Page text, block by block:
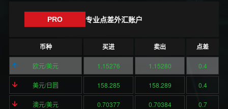
PRO 专业点差外汇账户
币种 买进 卖出 点差
欧元/美元 1.15276 1.15280 0.4
美元/日圆 158.285 158.289 0.4
澳元/美元 0.70377 0.70384 0.7